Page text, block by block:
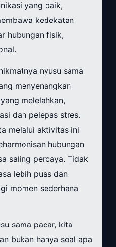
yang baik,
kedekatan
hubungan fisik,
nyusu sama
menyenangkan
melelahkan,
dan pelepas stres.
melalui aktivitas ini
hubungan
saling percaya. Tidak
lebih puas dan
momen sederhana
sama pacar, kita
bukan hanya soal apa